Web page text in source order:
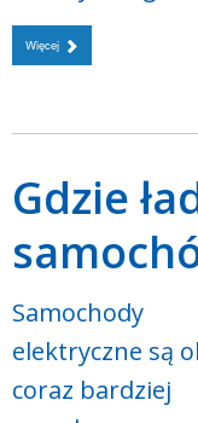
Więcej
Gdzie
Samochody
elektryczne są
coraz bardziej